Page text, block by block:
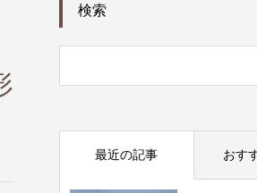
検索
最近の記事 おす